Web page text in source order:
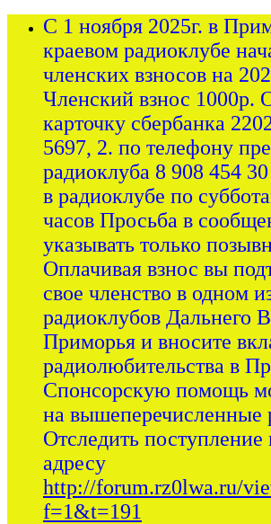
С 1 ноября 2025г. в
краевом радиоклубе
членских взносов на
Членский взнос 1000р.
карточку сбербанка
5697, 2. по телефону
радиоклуба 8 908 454
в радиоклубе по
часов Просьба в
указывать только
Оплачивая взнос вы
свое членство в одном
радиоклубов Дальнего
Приморья и вносите
радиолюбительства в
Спонсорскую помощь
на вышеперечисленные
Отследить
адресу
http://forum.rz0lwa.ru/
f=1&t=191